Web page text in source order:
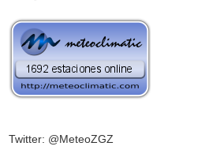
Twitter: @MeteoZGZ